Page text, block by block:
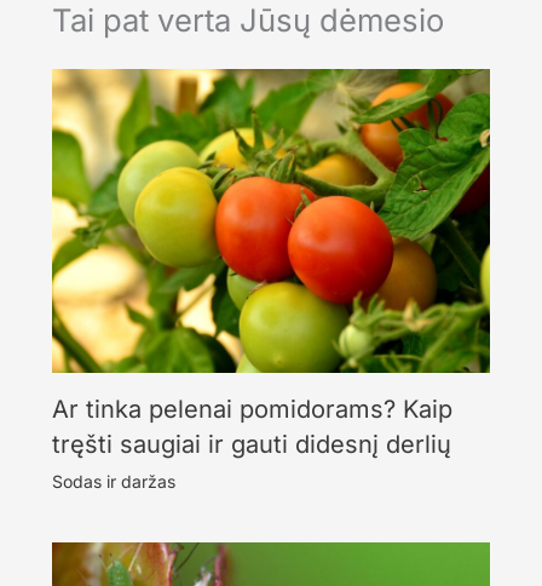
Tai pat verta Jūsų dėmesio
Ar tinka pelenai pomidorams? Kaip
tręšti saugiai ir gauti didesnį derlių
Sodas ir daržas